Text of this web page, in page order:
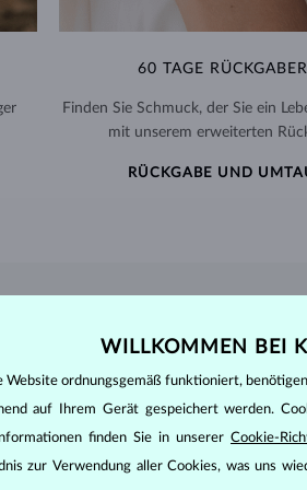
60 TAGE
Finden Sie Schmuck, der Sie ein
mit unserem erweiterten
RÜCKGABE UND
zunächst die grundsätzlichen
wesentlichen Einfluss auf den Preis eines
seinen strahlenden Glanz. Der
gebracht werden kann, z.B. Marquise,
).
WILLKOMMEN BEI
Website ordnungsgemäß funktioniert,
auf Ihrem Gerät gespeichert werden.
finden Sie in unsererCookie-
zur Verwendung aller Cookies, was uns